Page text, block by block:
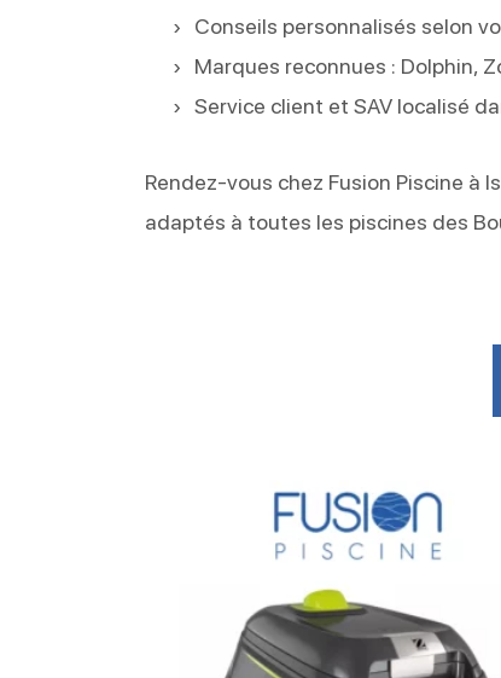
Conseils personnalisés selon
Marques reconnues : Dolphin,
Service client et SAV localisé
Rendez-vous chez Fusion Piscine
adaptés à toutes les piscines des